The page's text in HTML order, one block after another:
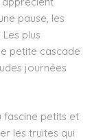
pause, les
plus
petite cascade
journées
fascine petits et
les truites qui